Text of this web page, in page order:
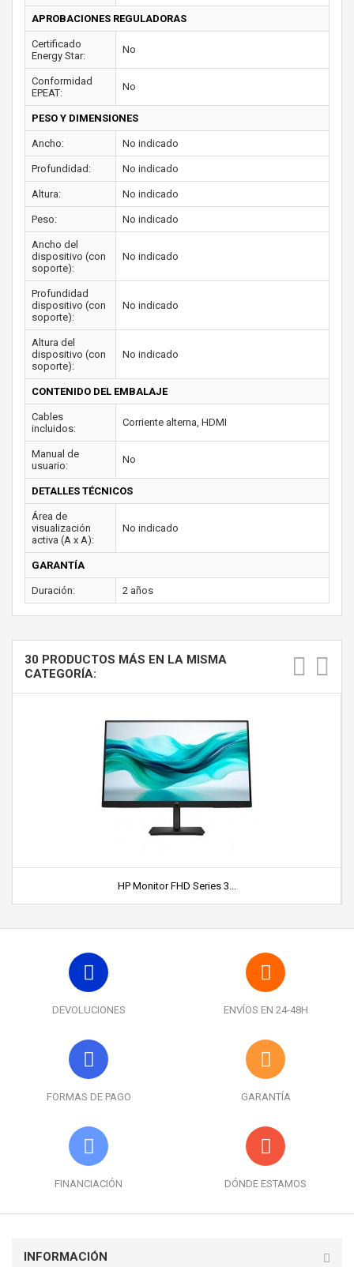
APROBACIONES REGULADORAS
Certificado
Energy Star:
No
Conformidad
EPEAT:
No
PESO Y DIMENSIONES
Ancho: No indicado
Profundidad: No indicado
Altura: No indicado
Peso: No indicado
Ancho del
dispositivo (con
soporte):
No indicado
Profundidad
dispositivo (con
soporte):
No indicado
Altura del
dispositivo (con
soporte):
No indicado
CONTENIDO DEL EMBALAJE
Cables
incluidos:
Corriente alterna, HDMI
Manual de
usuario:
No
DETALLES TÉCNICOS
Área de
visualización
activa (A x A):
No indicado
GARANTÍA
Duración: 2 años
30 PRODUCTOS MÁS EN LA MISMA
CATEGORÍA:
HP Monitor FHD Series 3...
DEVOLUCIONES ENVÍOS EN 24-48H
FORMAS DE PAGO GARANTÍA
FINANCIACIÓN DÓNDE ESTAMOS
INFORMACIÓN